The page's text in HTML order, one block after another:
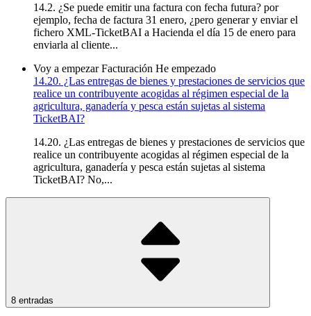
14.2. ¿Se puede emitir una factura con fecha futura? por
ejemplo, fecha de factura 31 enero, ¿pero generar y enviar el
fichero XML-TicketBAI a Hacienda el día 15 de enero para
enviarla al cliente...
Voy a empezar Facturación He empezado
14.20. ¿Las entregas de bienes y prestaciones de servicios que
realice un contribuyente acogidas al régimen especial de la
agricultura, ganadería y pesca están sujetas al sistema
TicketBAI?
14.20. ¿Las entregas de bienes y prestaciones de servicios que
realice un contribuyente acogidas al régimen especial de la
agricultura, ganadería y pesca están sujetas al sistema
TicketBAI? No,...
8 entradas